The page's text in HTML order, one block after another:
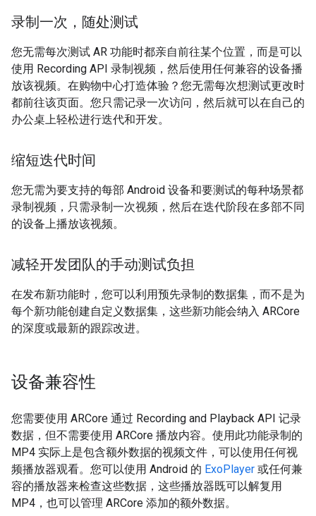
录制一次，随处测试
您无需每次测试 AR 功能时都亲自前往某个位置，而是可以
使用 Recording API 录制视频，然后使用任何兼容的设备播
放该视频。在购物中心打造体验？您无需每次想测试更改时
都前往该页面。您只需记录一次访问，然后就可以在自己的
办公桌上轻松进行迭代和开发。
缩短迭代时间
您无需为要支持的每部 Android 设备和要测试的每种场景都
录制视频，只需录制一次视频，然后在迭代阶段在多部不同
的设备上播放该视频。
减轻开发团队的手动测试负担
在发布新功能时，您可以利用预先录制的数据集，而不是为
每个新功能创建自定义数据集，这些新功能会纳入 ARCore
的深度或最新的跟踪改进。
设备兼容性
您需要使用 ARCore 通过 Recording and Playback API 记录
数据，但不需要使用 ARCore 播放内容。使用此功能录制的
MP4 实际上是包含额外数据的视频文件，可以使用任何视
频播放器观看。您可以使用 Android 的 ExoPlayer 或任何兼
容的播放器来检查这些数据，这些播放器既可以解复用
MP4，也可以管理 ARCore 添加的额外数据。